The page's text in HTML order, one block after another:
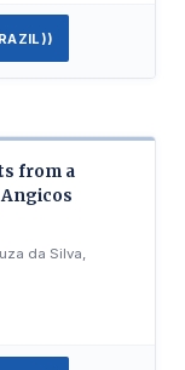
from a
da Silva,